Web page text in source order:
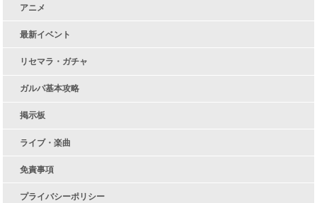
アニメ
最新イベント
リセマラ・ガチャ
ガルパ基本攻略
掲示板
ライブ・楽曲
免責事項
プライバシーポリシー